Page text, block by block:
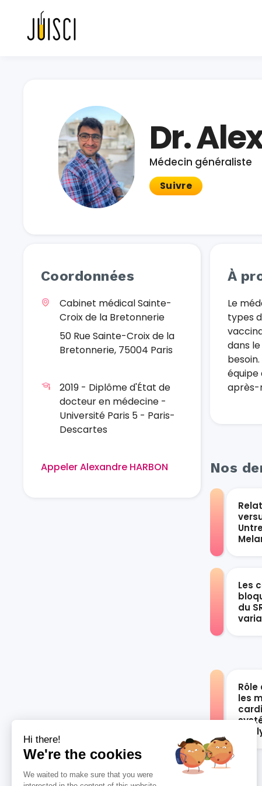
Dr.
Médecin généraliste
Suivre
Coordonnées
Cabinet médical Sainte-
Croix de la Bretonnerie
50 Rue Sainte-Croix de la
Bretonnerie, 75004 Paris
2019 - Diplôme d'État de
docteur en médecine -
Université Paris 5 - Paris-
Descartes
Appeler Alexandre HARBON
À
Le
types
dans
équipe
après-
Nos
Les
du
Rôle
les
Hi there!
We're the cookies
We waited to make sure that you were